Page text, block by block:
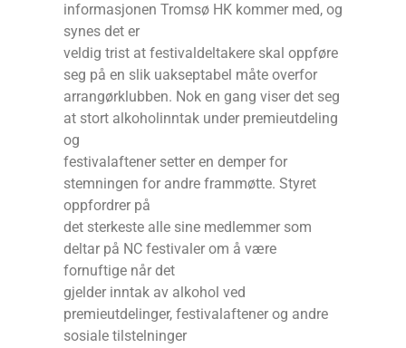
informasjonen Tromsø HK kommer med, og
synes det er
veldig trist at festivaldeltakere skal oppføre
seg på en slik uakseptabel måte overfor
arrangørklubben. Nok en gang viser det seg
at stort alkoholinntak under premieutdeling
og
festivalaftener setter en demper for
stemningen for andre frammøtte. Styret
oppfordrer på
det sterkeste alle sine medlemmer som
deltar på NC festivaler om å være
fornuftige når det
gjelder inntak av alkohol ved
premieutdelinger, festivalaftener og andre
sosiale tilstelninger